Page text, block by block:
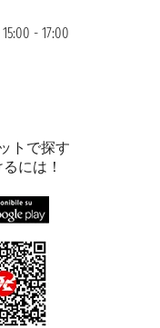
- 17:00
トで探す
には！